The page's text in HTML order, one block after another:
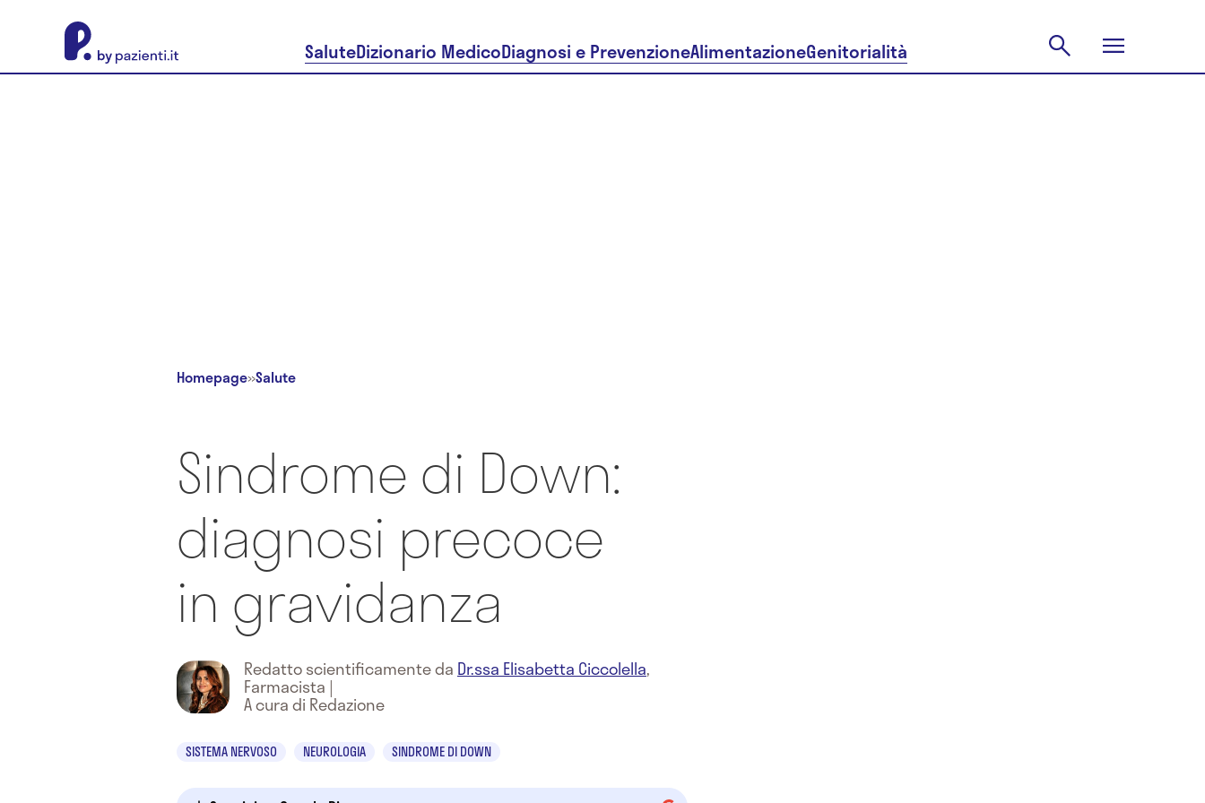
SaluteDizionario MedicoDiagnosi e PrevenzioneAlimentazioneGenitorialità
Homepage»Salute
Sindrome di Down:
diagnosi precoce
in gravidanza
Redatto scientificamente da Dr.ssa Elisabetta Ciccolella,
Farmacista |
A cura di Redazione
SISTEMA NERVOSO NEUROLOGIA SINDROME DI DOWN